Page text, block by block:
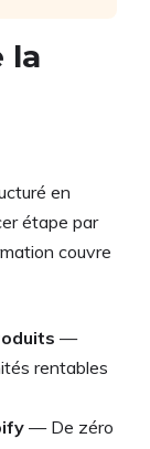
la
en
étape par
couvre
—
rentables
— De zéro